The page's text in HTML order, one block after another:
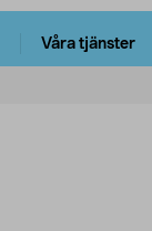
Våra tjänster